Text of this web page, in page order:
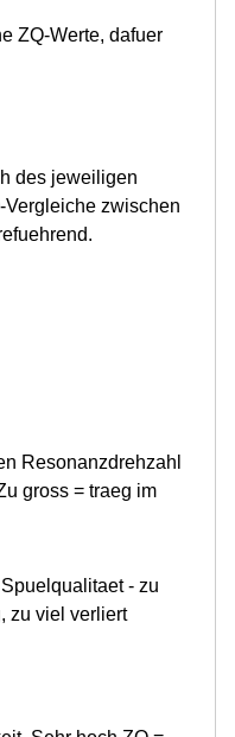
ZQ-Werte, dafuer
des jeweiligen
Vergleiche zwischen
Resonanzdrehzahl
gross = traeg im
- zu
zu viel verliert